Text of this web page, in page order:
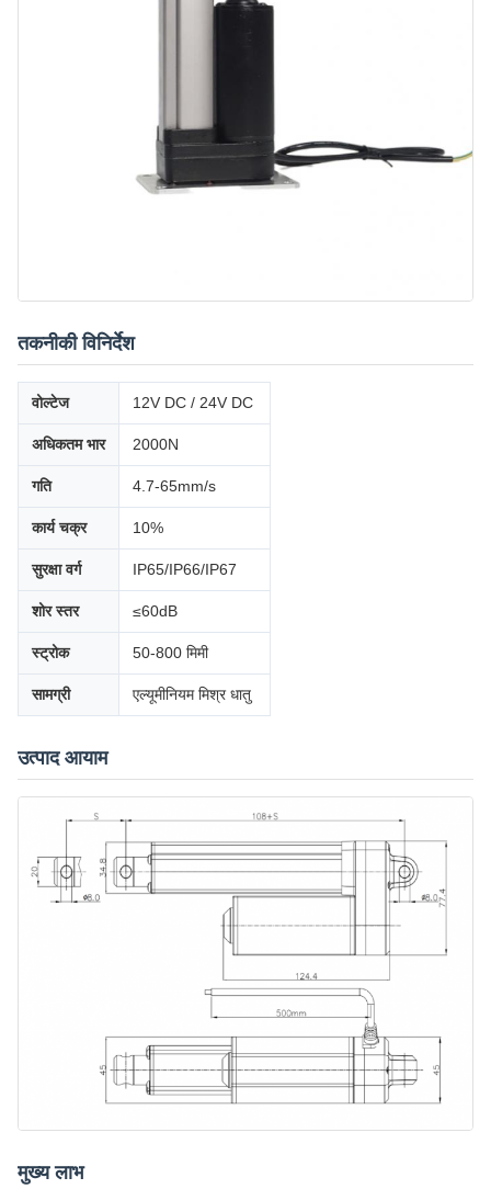
तकनीकी विनिर्देश
वोल्टेज 12V DC / 24V DC
अधिकतम भार 2000N
गति 4.7-65mm/s
कार्य चक्र 10%
सुरक्षा वर्ग IP65/IP66/IP67
शोर स्तर ≤60dB
स्ट्रोक 50-800 मिमी
सामग्री एल्यूमीनियम मिश्र धातु
उत्पाद आयाम
मुख्य लाभ